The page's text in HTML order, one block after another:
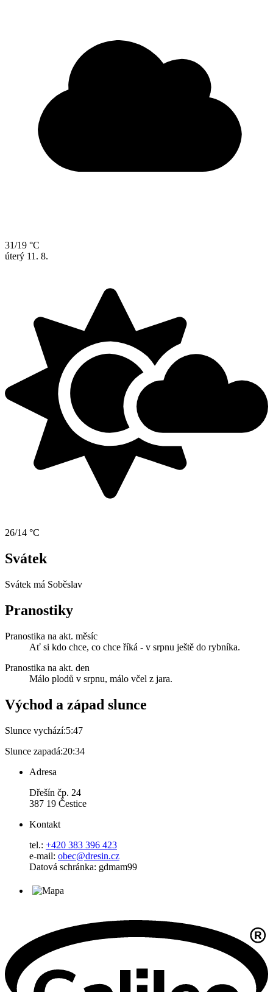
31/19 °C
úterý 11. 8.
26/14 °C
Svátek
Svátek má Soběslav
Pranostiky
Pranostika na akt. měsíc
Ať si kdo chce, co chce říká - v srpnu ještě do rybníka.
Pranostika na akt. den
Málo plodů v srpnu, málo včel z jara.
Východ a západ slunce
Slunce vychází:5:47
Slunce zapadá:20:34
Adresa
Dřešín čp. 24
387 19 Čestice
Kontakt
tel.: +420 383 396 423
e-mail: obec@dresin.cz
Datová schránka: gdmam99